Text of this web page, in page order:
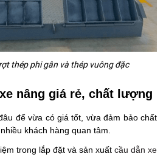
thép phi gân và thép vuông đặc
nâng giá rẻ, chất lượng
để vừa có giá tốt, vừa đảm bảo chất
khách hàng quan tâm.
trong lắp đặt và sản xuất cầu dẫn xe